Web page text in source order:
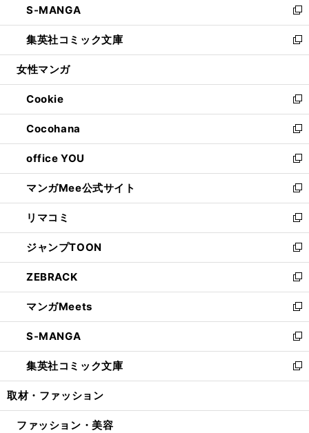
く
で
開
く
ド
ウ
で
開
ィ
ン
ド
ウ
開
く
い
ウ
ィ
ン
ウ
で
開
く
S-MANGA
新
し
い
ウ
ン
ド
ウ
で
開
く
集英社コミック文庫
新
し
ウ
ィ
ン
ド
ウ
で
開
く
女性マンガ
Cookie
新
し
い
ウ
ィ
ン
ド
ウ
で
開
く
Cocohana
新
し
い
ウ
ィ
ン
ド
ウ
で
開
く
office YOU
新
し
い
ウ
ィ
ン
ド
ウ
で
開
く
マンガMee公式サイト
新
し
い
ウ
ィ
ン
ド
ウ
で
開
く
リマコミ
新
し
い
ウ
ィ
ン
ド
ウ
で
開
く
ジャンプTOON
新
し
い
ウ
ィ
ン
ド
ウ
で
開
ZEBRACK
新
し
い
ウ
ィ
ン
ド
ウ
開
マンガMeets
新
し
い
ウ
ィ
ン
ウ
S-MANGA
新
し
い
ウ
ン
集英社コミック文庫
新
し
ウ
取材・ファッション
ファッション・美容